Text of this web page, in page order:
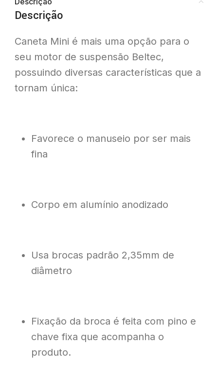
Descrição
Caneta Mini é mais uma opção para o
seu motor de suspensão Beltec,
possuindo diversas características que a
tornam única:
Favorece o manuseio por ser mais
fina
Corpo em alumínio anodizado
Usa brocas padrão 2,35mm de
diâmetro
Fixação da broca é feita com pino e
chave fixa que acompanha o
produto.